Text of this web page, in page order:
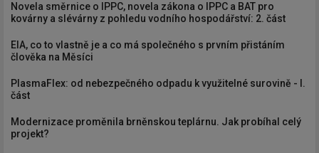
Novela směrnice o IPPC, novela zákona o IPPC a BAT pro
kovárny a slévárny z pohledu vodního hospodářství: 2. část
EIA, co to vlastně je a co má společného s prvním přistáním
člověka na Měsíci
PlasmaFlex: od nebezpečného odpadu k využitelné surovině - I.
část
Modernizace proměnila brněnskou teplárnu. Jak probíhal celý
projekt?